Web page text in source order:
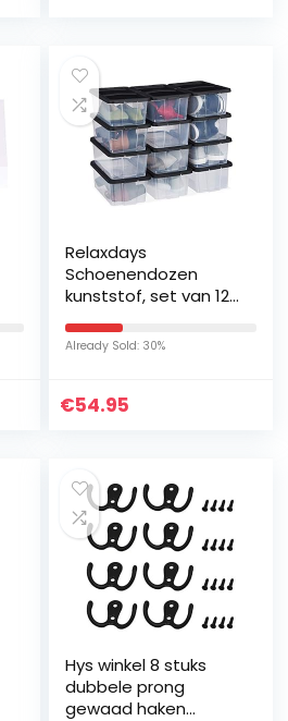
Relaxdays
Schoenendozen
kunststof, set van 12,
doorzichtige
cm…
Already Sold: 30%
€54.95
Hys winkel 8 stuks
dubbele prong
gewaad haken